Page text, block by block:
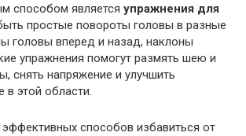
способом является упражнения для
простые повороты головы в разные
головы вперед и назад, наклоны
упражнения помогут размять шею и
снять напряжение и улучшить
этой области.
способов избавиться от